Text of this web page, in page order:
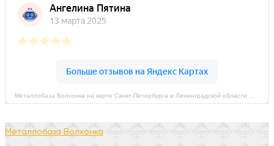
Металлобаза Волхонка